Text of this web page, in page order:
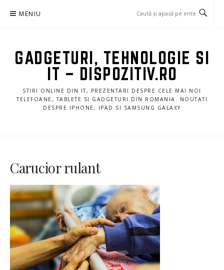
MENIU
GADGETURI, TEHNOLOGIE SI
IT – DISPOZITIV.RO
STIRI ONLINE DIN IT, PREZENTARI DESPRE CELE MAI NOI
TELEFOANE, TABLETE SI GADGETURI DIN ROMANIA. NOUTATI
DESPRE IPHONE, IPAD SI SAMSUNG GALAXY
Carucior rulant